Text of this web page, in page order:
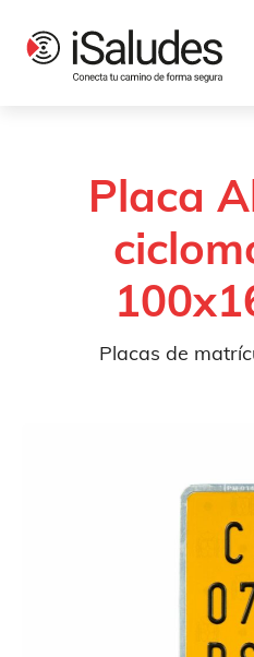
Placa
Placas de